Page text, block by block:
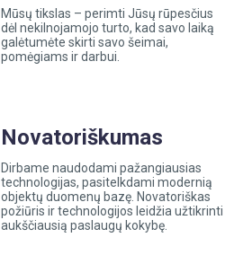
Mūsų tikslas – perimti Jūsų rūpesčius
dėl nekilnojamojo turto, kad savo laiką
galėtumėte skirti savo šeimai,
pomėgiams ir darbui.
Novatoriškumas
Dirbame naudodami pažangiausias
technologijas, pasitelkdami modernią
objektų duomenų bazę. Novatoriškas
požiūris ir technologijos leidžia užtikrinti
aukščiausią paslaugų kokybę.